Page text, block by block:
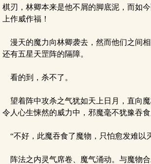
棋刃，林卿本来是他不屑的脚底泥，而如
上作威作福！
漫天的魔力向林卿袭去，然而他们之间
还有五星天罡阵的隔障。
看的到，杀不了。
望着阵中攻杀之气犹如天上日月，直向
令人心生悚然的威力中，邪魔毫不犹豫吞食
“不好，此魔吞食了魔物，只怕愈发难以
阵法之内灵气席卷、魔气涌动。与魔物